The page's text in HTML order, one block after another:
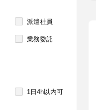
派遣社員
業務委託
1日4h以内可